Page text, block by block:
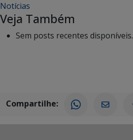
Notícias
Veja Também
Sem posts recentes disponíveis.
Compartilhe: